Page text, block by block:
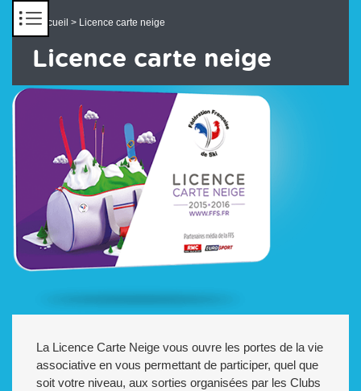
Accueil > Licence carte neige
Licence carte neige
La Licence Carte Neige vous ouvre les portes de la vie
associative en vous permettant de participer, quel que
soit votre niveau, aux sorties organisées par les Clubs